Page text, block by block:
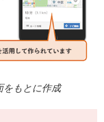
をもとに作成